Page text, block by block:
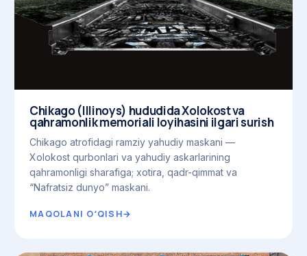
Chikago (Illinoys) hududida Xolokost va
qahramonlik memoriali loyihasini ilgari surish
Chikago atrofidagi ramziy yahudiy maskani —
Xolokost qurbonlari va yahudiy askarlarining
qahramonligi sharafiga; xotira, qadr-qimmat va
“Nafratsiz dunyo” maskani.
MAQOLANI OʻQISH→